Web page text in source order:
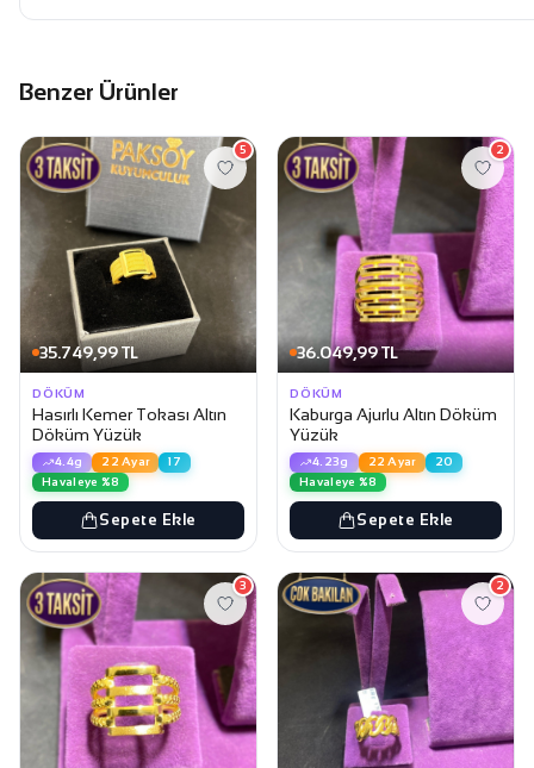
Benzer Ürünler
35.749,99 TL
5
DÖKÜM
Hasırlı Kemer Tokası Altın
Döküm Yüzük
4.4g 22 Ayar
17
Havaleye %8
Sepete Ekle
36.049,99 TL
2
DÖKÜM
Kaburga Ajurlu Altın Döküm
Yüzük
4.23g 22 Ayar
20
Havaleye %8
Sepete Ekle
3 2